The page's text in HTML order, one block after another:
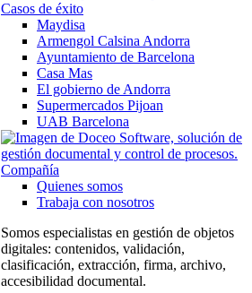
Casos de éxito
Maydisa
Armengol Calsina Andorra
Ayuntamiento de Barcelona
Casa Mas
El gobierno de Andorra
Supermercados Pijoan
UAB Barcelona
Compañía
Quienes somos
Trabaja con nosotros
Somos especialistas en gestión de objetos
digitales: contenidos, validación,
clasificación, extracción, firma, archivo,
accesibilidad documental.